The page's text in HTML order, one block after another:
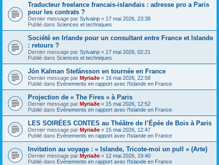
Traducteur freelance francais-islandais : adresse pro a Paris
pour les contrats ?
Dernier message par Sylvainp « 17 mai 2026, 23:38
Publié dans Sciences et techniques
Société en Irlande pour un consultant entre France et Islande
: retours ?
Dernier message par Sylvainp « 17 mai 2026, 02:21
Publié dans Sciences et techniques
Jón Kalman Stefánsson en tournée en France
Dernier message par Myriaðe « 16 mai 2026, 22:58
Publié dans Evènements en rapport avec l'Islande en France
Projection de « The Fires » à Paris
Dernier message par Myriaðe « 15 mai 2026, 12:52
Publié dans Evènements en rapport avec l'Islande en France
LES SOIRÉES CONTES au Théâtre de l’Épée de Bois à Paris
Dernier message par Myriaðe « 15 mai 2026, 12:47
Publié dans Evènements en rapport avec l'Islande en France
Invitation au voyage : « Islande, Tricote-moi un pull » (Arte)
Dernier message par Myriaðe « 12 mai 2026, 19:40
Publié dans Evènements en rapport avec l'Islande en France